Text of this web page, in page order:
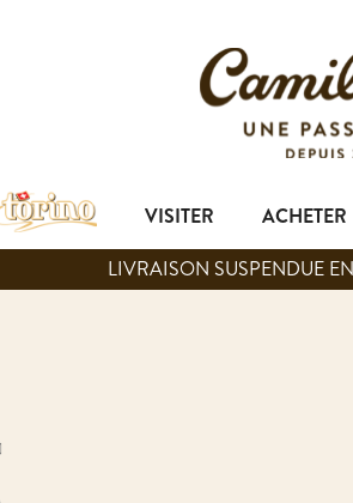
VISITER ACHETER
LIVRAISON SUSPENDUE